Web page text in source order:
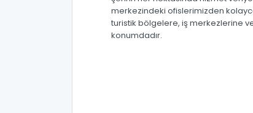
merkezindeki ofislerimizden
turistik bölgelere, iş merkezlerine
konumdadır.